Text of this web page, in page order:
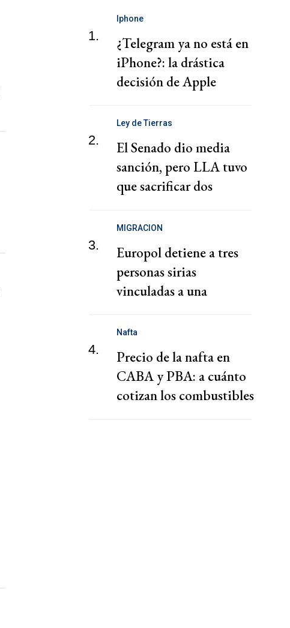
1.
Iphone
¿Telegram ya no está en
iPhone?: la drástica
decisión de Apple
2.
Ley de Tierras
El Senado dio media
sanción, pero LLA tuvo
que sacrificar dos
3.
MIGRACION
Europol detiene a tres
personas sirias
vinculadas a una
de migrantes
4.
Nafta
Precio de la nafta en
CABA y PBA: a cuánto
cotizan los combustibles